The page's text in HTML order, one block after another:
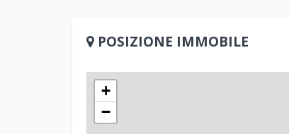
POSIZIONE IMMOBILE
+
−